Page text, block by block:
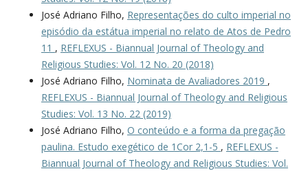
José Adriano Filho, Representações do culto imperial no
episódio da estátua imperial no relato de Atos de Pedro
11 , REFLEXUS - Biannual Journal of Theology and
Religious Studies: Vol. 12 No. 20 (2018)
José Adriano Filho, Nominata de Avaliadores 2019 ,
REFLEXUS - Biannual Journal of Theology and Religious
Studies: Vol. 13 No. 22 (2019)
José Adriano Filho, O conteúdo e a forma da pregação
paulina. Estudo exegético de 1Cor 2,1-5 , REFLEXUS -
Biannual Journal of Theology and Religious Studies: Vol.